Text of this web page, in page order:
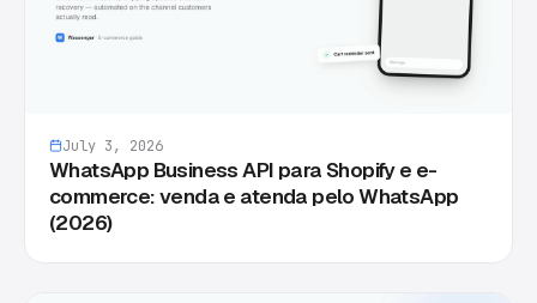
July 3, 2026
WhatsApp Business API para Shopify e e-
commerce: venda e atenda pelo WhatsApp
(2026)